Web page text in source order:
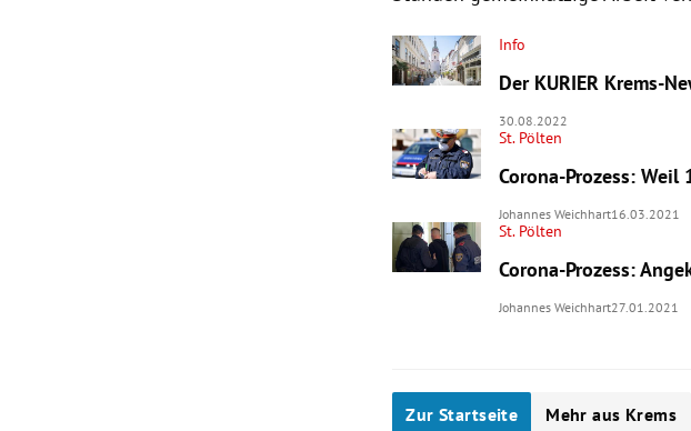
Info
Der KURIER Krems-
30.08.2022
St. Pölten
Corona-Prozess:
Johannes Weichhart16.03.2021
St. Pölten
Corona-Prozess:
Johannes Weichhart27.01.2021
Zur Startseite Mehr aus Krems